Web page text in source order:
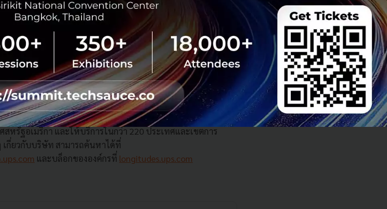
มของยูพีเอสโดย Burke, Inc. โดยทำการสำรวจในกลุ่มผู้ตอบ
วนอุตสาหกรรม ผลิตภัณฑ์ และอุปกรณ์เครื่องใช้ในสำนักงาน ใน
คนทั่วโลก โดยในจำนวนนี้ 600 คนอยู่ในเอเชีย
โลจิสติกส์ ด้วยโซลูชั่นต่าง ๆ ที่หลากหลายครบวงจรสำหรับการจัด
ารอำนวยความสะดวกสำหรับการค้าระหว่างประเทศ ตลอดจน
ารบริหารโลกของธุรกิจให้มีประสิทธิภาพยิ่งขึ้น ยูพีเอสมีสำนักงาน
หรัฐอเมริกา และให้บริการในกว่า 220 ประเทศและเขตการ
เกี่ยวกับบริษัท สามารถค้นหาได้ที่
และบล็อกขององค์กรที่ longitudes.ups.com